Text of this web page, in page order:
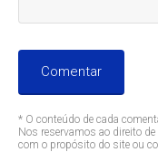
Comentar
* O conteúdo de cada
Nos reservamos ao direito
com o propósito do site ou